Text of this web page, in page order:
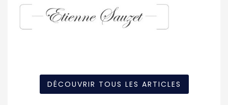
DÉCOUVRIR TOUS LES ARTICLES